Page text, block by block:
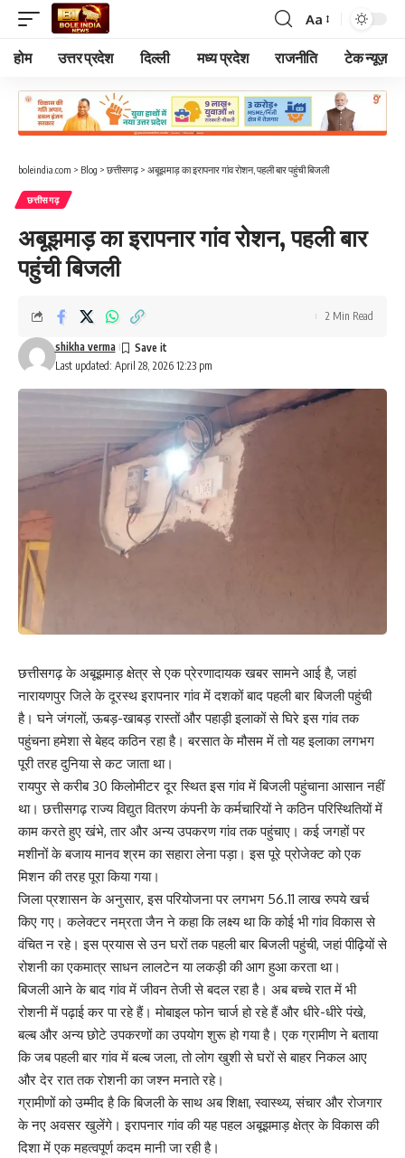
Font
Resizer
Aa
होम उत्तर प्रदेश दिल्ली मध्य प्रदेश राजनीति टेक न्यूज़
boleindia.com > Blog > छत्तीसगढ़ > अबूझमाड़ का इरापनार गांव रोशन, पहली बार पहुंची बिजली
छत्तीसगढ़
अबूझमाड़ का इरापनार गांव रोशन, पहली बार
पहुंची बिजली
Last updated: April 28, 2026 12:23 pm
shikha verma
2 Min Read
छत्तीसगढ़ के अबूझमाड़ क्षेत्र से एक प्रेरणादायक खबर सामने आई है, जहां
नारायणपुर जिले के दूरस्थ इरापनार गांव में दशकों बाद पहली बार बिजली पहुंची
है। घने जंगलों, ऊबड़-खाबड़ रास्तों और पहाड़ी इलाकों से घिरे इस गांव तक
पहुंचना हमेशा से बेहद कठिन रहा है। बरसात के मौसम में तो यह इलाका लगभग
पूरी तरह दुनिया से कट जाता था।
रायपुर से करीब 30 किलोमीटर दूर स्थित इस गांव में बिजली पहुंचाना आसान नहीं
था। छत्तीसगढ़ राज्य विद्युत वितरण कंपनी के कर्मचारियों ने कठिन परिस्थितियों में
काम करते हुए खंभे, तार और अन्य उपकरण गांव तक पहुंचाए। कई जगहों पर
मशीनों के बजाय मानव श्रम का सहारा लेना पड़ा। इस पूरे प्रोजेक्ट को एक
मिशन की तरह पूरा किया गया।
जिला प्रशासन के अनुसार, इस परियोजना पर लगभग 56.11 लाख रुपये खर्च
किए गए। कलेक्टर नम्रता जैन ने कहा कि लक्ष्य था कि कोई भी गांव विकास से
वंचित न रहे। इस प्रयास से उन घरों तक पहली बार बिजली पहुंची, जहां पीढ़ियों से
रोशनी का एकमात्र साधन लालटेन या लकड़ी की आग हुआ करता था।
बिजली आने के बाद गांव में जीवन तेजी से बदल रहा है। अब बच्चे रात में भी
रोशनी में पढ़ाई कर पा रहे हैं। मोबाइल फोन चार्ज हो रहे हैं और धीरे-धीरे पंखे,
बल्ब और अन्य छोटे उपकरणों का उपयोग शुरू हो गया है। एक ग्रामीण ने बताया
कि जब पहली बार गांव में बल्ब जला, तो लोग खुशी से घरों से बाहर निकल आए
और देर रात तक रोशनी का जश्न मनाते रहे।
ग्रामीणों को उम्मीद है कि बिजली के साथ अब शिक्षा, स्वास्थ्य, संचार और रोजगार
के नए अवसर खुलेंगे। इरापनार गांव की यह पहल अबूझमाड़ क्षेत्र के विकास की
दिशा में एक महत्वपूर्ण कदम मानी जा रही है।